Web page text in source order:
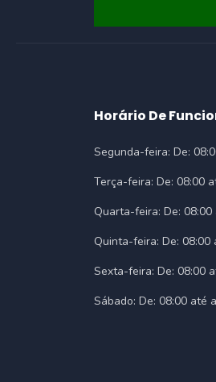
Horário De
Segunda-feira: De:
Terça-feira: De: 08:00
Quarta-feira: De:
Quinta-feira: De: 08:00
Sexta-feira: De: 08:00
Sábado: De: 08:00 até